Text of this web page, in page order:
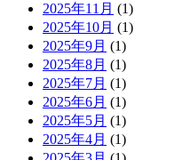
2025年11月 (1)
2025年10月 (1)
2025年9月 (1)
2025年8月 (1)
2025年7月 (1)
2025年6月 (1)
2025年5月 (1)
2025年4月 (1)